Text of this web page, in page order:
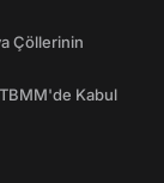
Çöllerinin
Kabul